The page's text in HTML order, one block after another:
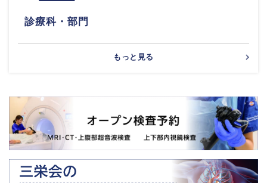
診療科・部門
もっと見る